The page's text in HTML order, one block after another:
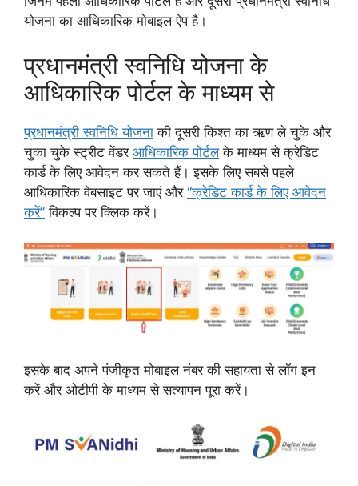
योजना का आधिकारिक मोबाइल ऐप है।
प्रधानमंत्री स्वनिधि योजना के
आधिकारिक पोर्टल के माध्यम से
प्रधानमंत्री स्वनिधि योजना की दूसरी किश्त का ऋण ले चुके और
चुका चुके स्ट्रीट वेंडर आधिकारिक पोर्टलके माध्यम से क्रेडिट
कार्ड के लिए आवेदन कर सकते हैं। इसके लिए सबसे पहले
आधिकारिक वेबसाइट पर जाएं और “क्रेडिट कार्ड के लिए आवेदन
करें” विकल्प पर क्लिक करें।
इसके बाद अपने पंजीकृत मोबाइल नंबर की सहायता से लॉग इन
करें और ओटीपी के माध्यम से सत्यापन पूरा करें।